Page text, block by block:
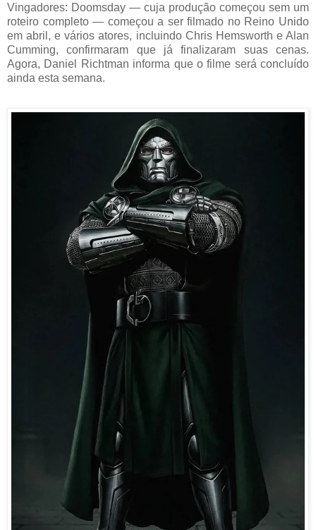
Vingadores: Doomsday — cuja produção começou sem um
roteiro completo — começou a ser filmado no Reino Unido
em abril, e vários atores, incluindo Chris Hemsworth e Alan
Cumming, confirmaram que já finalizaram suas cenas.
Agora, Daniel Richtman informa que o filme será concluído
ainda esta semana.